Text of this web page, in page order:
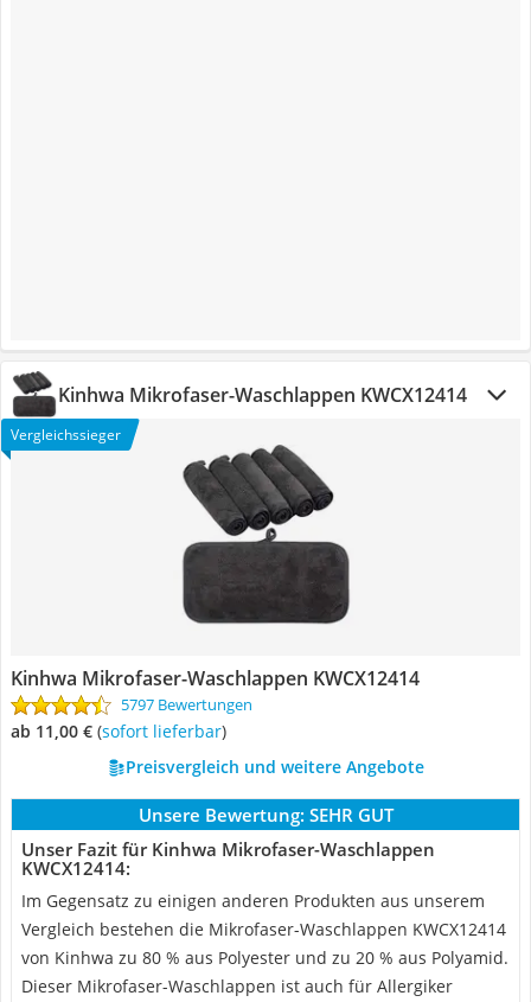
Kinhwa Mikrofaser-Waschlappen KWCX12414
Vergleichssieger
Kinhwa Mikrofaser-Waschlappen KWCX12414
5797 Bewertungen
ab 11,00 € ( Sofort lieferbar)
Preisvergleich und weitere Angebote
Unsere Bewertung: SEHR GUT
Unser Fazit für Kinhwa Mikrofaser-Waschlappen
KWCX12414:
Im Gegensatz zu einigen anderen Produkten aus unserem
Vergleich bestehen die Mikrofaser-Waschlappen KWCX12414
von Kinhwa zu 80 % aus Polyester und zu 20 % aus Polyamid.
Dieser Mikrofaser-Waschlappen ist auch für Allergiker